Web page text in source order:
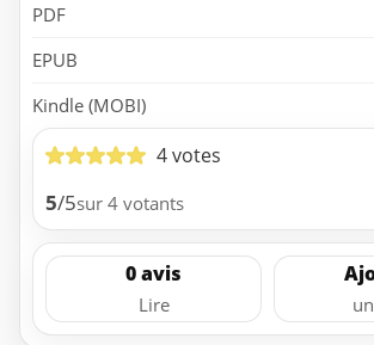
PDF
EPUB
Kindle (MOBI)
4 votes
5/5sur 4 votants
0 avis
Lire